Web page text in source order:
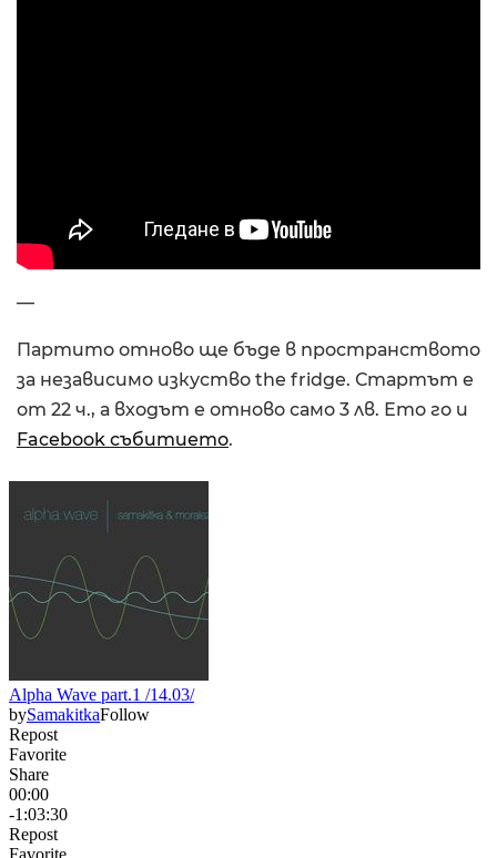
—
Партито отново ще бъде в пространството
за независимо изкуство the fridge. Стартът е
от 22 ч., а входът е отново само 3 лв. Ето го и
Facebook събитието.